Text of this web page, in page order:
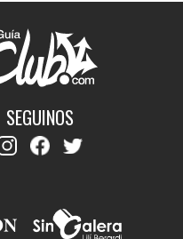
SEGUINOS